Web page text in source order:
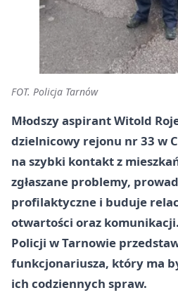
FOT. Policja Tarnów
Młodszy aspirant Witold
dzielnicowy rejonu nr 33 w
na szybki kontaktz
zgłaszane problemy,
profilaktyczne i buduje
otwartości oraz
Policji w Tarnowie
funkcjonariusza, który ma
ich codziennych spraw.